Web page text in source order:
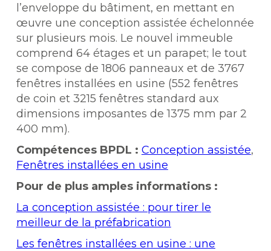
l’enveloppe du bâtiment, en mettant en
œuvre une conception assistée échelonnée
sur plusieurs mois. Le nouvel immeuble
comprend 64 étages et un parapet; le tout
se compose de 1806 panneaux et de 3767
fenêtres installées en usine (552 fenêtres
de coin et 3215 fenêtres standard aux
dimensions imposantes de 1375 mm par 2
400 mm).
Compétences BPDL : Conception assistée,
Fenêtres installées en usine
Pour de plus amples informations :
La conception assistée : pour tirer le
meilleur de la préfabrication
Les fenêtres installées en usine : une